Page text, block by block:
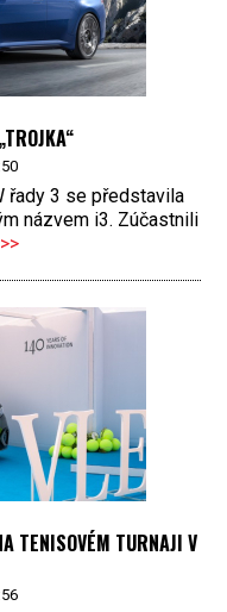
řady 3 se představila
názvem i3. Zúčastnili
>>
TENISOVÉM TURNAJI V